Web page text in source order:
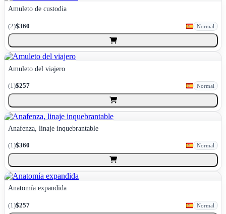
Amuleto de custodia
(2)$360 Normal
Amuleto del viajero
(1)$257 Normal
Anafenza, linaje inquebrantable
(1)$360 Normal
Anatomía expandida
(1)$257 Normal